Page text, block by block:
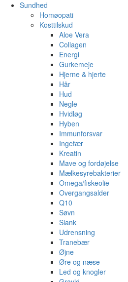
Sundhed
Homøopati
Kosttilskud
Aloe Vera
Collagen
Energi
Gurkemeje
Hjerne & hjerte
Hår
Hud
Negle
Hvidløg
Hyben
Immunforsvar
Ingefær
Kreatin
Mave og fordøjelse
Mælkesyrebakterier
Omega/fiskeolie
Overgangsalder
Q10
Søvn
Slank
Udrensning
Tranebær
Øjne
Øre og næse
Led og knogler